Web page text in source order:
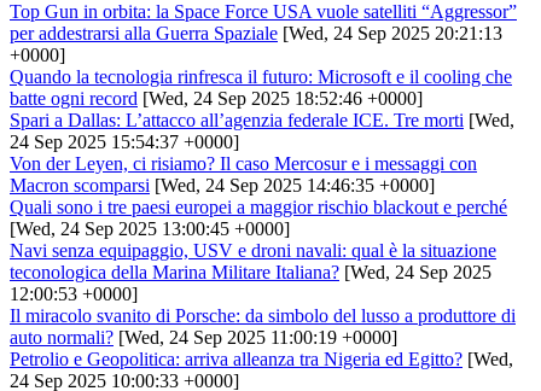
Top Gun in orbita: la Space Force USA vuole satelliti “Aggressor”
per addestrarsi alla Guerra Spaziale [Wed, 24 Sep 2025 20:21:13
+0000]
Quando la tecnologia rinfresca il futuro: Microsoft e il cooling che
batte ogni record [Wed, 24 Sep 2025 18:52:46 +0000]
Spari a Dallas: L’attacco all’agenzia federale ICE. Tre morti [Wed,
24 Sep 2025 15:54:37 +0000]
Von der Leyen, ci risiamo? Il caso Mercosur e i messaggi con
Macron scomparsi [Wed, 24 Sep 2025 14:46:35 +0000]
Quali sono i tre paesi europei a maggior rischio blackout e perché
[Wed, 24 Sep 2025 13:00:45 +0000]
Navi senza equipaggio, USV e droni navali: qual è la situazione
teconologica della Marina Militare Italiana? [Wed, 24 Sep 2025
12:00:53 +0000]
Il miracolo svanito di Porsche: da simbolo del lusso a produttore di
auto normali? [Wed, 24 Sep 2025 11:00:19 +0000]
Petrolio e Geopolitica: arriva alleanza tra Nigeria ed Egitto? [Wed,
24 Sep 2025 10:00:33 +0000]